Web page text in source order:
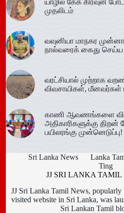
யாழில் கேக் கிரவுன்
முதலிடம்
வவுனியா மாநகர
நால்வரைக் கைது செய்ய
வரட்சியால் முற்றாக
விவசாயிகள், மீனவர்கள்
காணி ஆவணங்களை
அதிகாரிகளுக்கு திறன்
பயிலரங்கு முன்னெடுப்பு!
Sri Lanka News Lanka
Ting
JJ SRI LANKA TAMIL
JJ Sri Lanka Tamil News, popularly
visited website in Sri Lanka, was
Sri Lankan Tamil